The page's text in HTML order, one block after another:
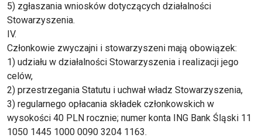
5) zgłaszania wniosków dotyczących działalności
Stowarzyszenia.
IV.
Członkowie zwyczajni i stowarzyszeni mają obowiązek:
1) udziału w działalności Stowarzyszenia i realizacji jego
celów,
2) przestrzegania Statutu i uchwał władz Stowarzyszenia,
3) regularnego opłacania składek członkowskich w
wysokości 40 PLN rocznie; numer konta ING Bank Śląski 11
1050 1445 1000 0090 3204 1163.